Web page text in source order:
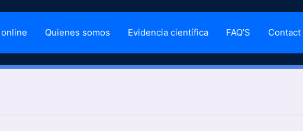
Quienes somos Evidencia científica FAQ’S Contact